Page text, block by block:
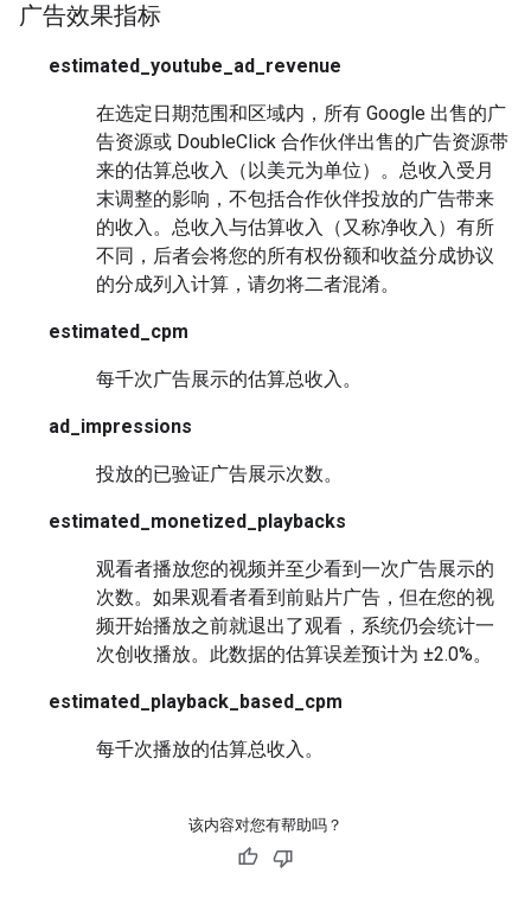
广告效果指标
estimated_youtube_ad_revenue
在选定日期范围和区域内，所有 Google 出售的广
告资源或 DoubleClick 合作伙伴出售的广告资源带
来的估算总收入（以美元为单位）。总收入受月
末调整的影响，不包括合作伙伴投放的广告带来
的收入。总收入与估算收入（又称净收入）有所
不同，后者会将您的所有权份额和收益分成协议
的分成列入计算，请勿将二者混淆。
estimated_cpm
每千次广告展示的估算总收入。
ad_impressions
投放的已验证广告展示次数。
estimated_monetized_playbacks
观看者播放您的视频并至少看到一次广告展示的
次数。如果观看者看到前贴片广告，但在您的视
频开始播放之前就退出了观看，系统仍会统计一
次创收播放。此数据的估算误差预计为 ±2.0%。
estimated_playback_based_cpm
每千次播放的估算总收入。
该内容对您有帮助吗？